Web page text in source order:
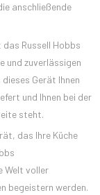
anschließende
Russell Hobbs
und zuverlässigen
Gerät Ihnen
und Ihnen bei der
steht.
das Ihre Küche
Welt voller
begeistern werden.